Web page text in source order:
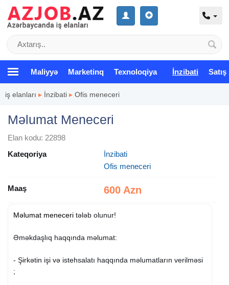
Maliyyə Marketinq Texnoloqiya İnzibati Satış
iş elanları ▸ İnzibati ▸ Ofis meneceri
Məlumat Meneceri
Elan kodu: 22898
Kateqoriya
İnzibati
Ofis meneceri
Maaş 600 Azn
Məlumat meneceri tələb olunur!
Əməkdaşlıq haqqında məlumat:
- Şirkətin işi və istehsalatı haqqında məlumatların verilməsi
;